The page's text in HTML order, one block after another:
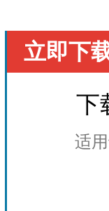
立即下
下
适